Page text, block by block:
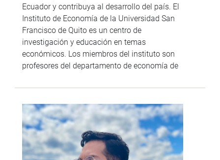
Ecuador y contribuya al desarrollo del país. El
Instituto de Economía de la Universidad San
Francisco de Quito es un centro de
investigación y educación en temas
económicos. Los miembros del instituto son
profesores del departamento de economía de